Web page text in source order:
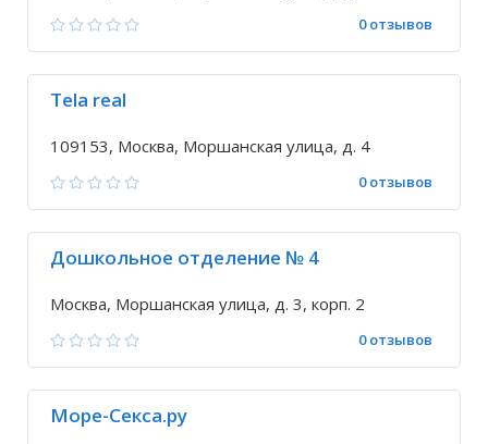
0 отзывов
Tela real
109153, Москва, Моршанская улица, д. 4
0 отзывов
Дошкольное отделение № 4
Москва, Моршанская улица, д. 3, корп. 2
0 отзывов
Море-Секса.ру